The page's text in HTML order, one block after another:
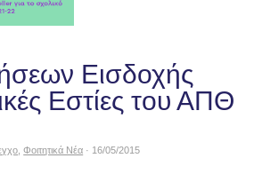
Εισδοχής
Εστίες του ΑΠΘ
,Φοιτητικά Νέα · 16/05/2015